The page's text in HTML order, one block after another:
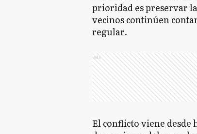
prioridad es preservar
vecinos continúen
regular.
Ads
El conflicto viene desde